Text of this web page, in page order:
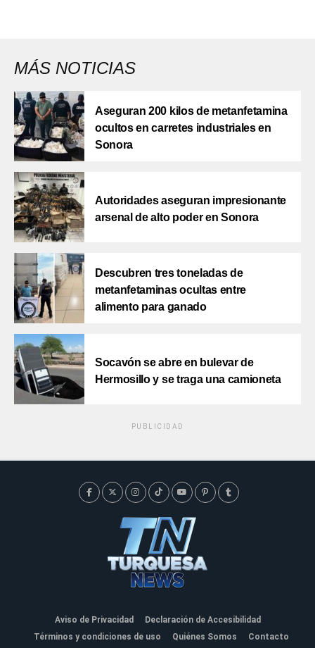
MÁS NOTICIAS
Aseguran 200 kilos de metanfetamina
ocultos en carretes industriales en
Sonora
Autoridades aseguran impresionante
arsenal de alto poder en Sonora
Descubren tres toneladas de
metanfetaminas ocultas entre
alimento para ganado
Socavón se abre en bulevar de
Hermosillo y se traga una camioneta
PUBLICIDAD
Aviso de Privacidad
Declaración de Accesibilidad
Términos y condiciones de uso
Quiénes Somos Contacto